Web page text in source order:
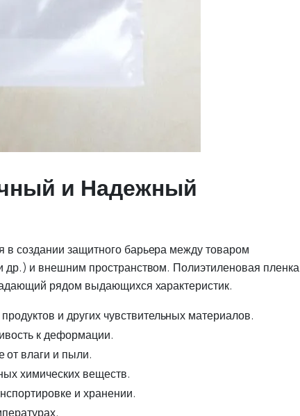
и Надежный
в создании защитного барьера между товаром
и внешним пространством. Полиэтиленовая пленка
рядом выдающихся характеристик.
и других чувствительных материалов.
к деформации.
влаги и пыли.
химических веществ.
и хранении.